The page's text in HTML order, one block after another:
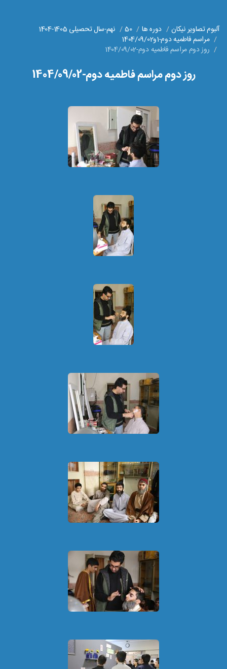
آلبوم تصاویر نیکان دوره ها 50
نهم-سال تحصیلی 1405-1404
مراسم فاطمیه دوم-1و1404/09/02
روز دوم مراسم فاطمیه دوم-1404/09/02
روز دوم مراسم فاطمیه دوم-1404/09/02